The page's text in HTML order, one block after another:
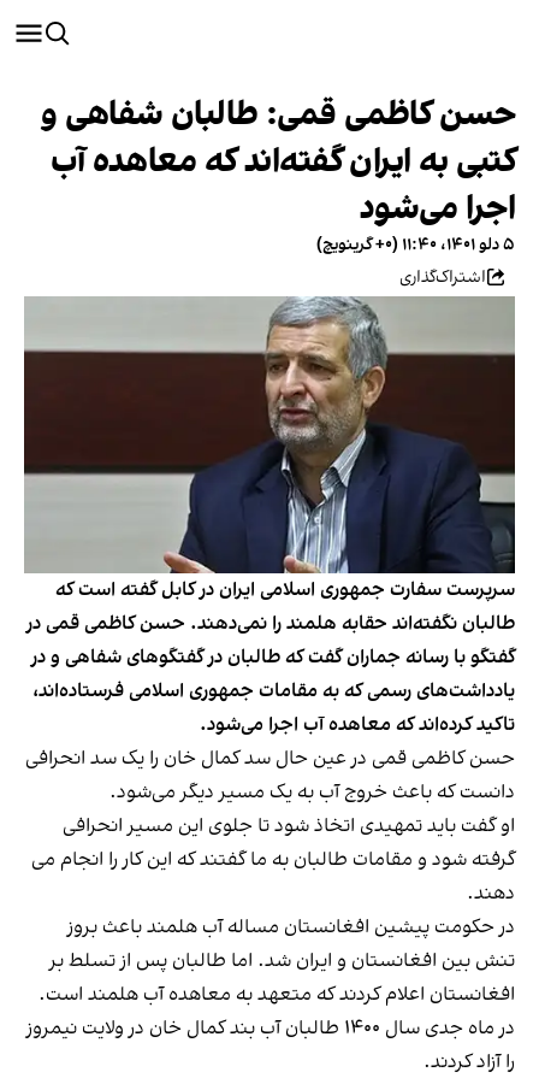
حسن کاظمی قمی: طالبان شفاهی و
کتبی به ایران گفته‌اند که معاهده آب
اجرا می‌شود
۵ دلو ۱۴۰۱، ۱۱:۴۰ (‎+۰ گرینویچ)
اشتراک‌گذاری
سرپرست سفارت جمهوری اسلامی ایران در کابل گفته است که
طالبان نگفته‌اند حقابه هلمند را نمی‌دهند. حسن کاظمی قمی در
گفتگو با رسانه جماران گفت که طالبان در گفتگوهای شفاهی و در
یادداشت‌های رسمی که به مقامات جمهوری اسلامی فرستاده‌اند،
تاکید کرده‌اند که معاهده آب اجرا می‌شود.
حسن کاظمی قمی در عین حال سد کمال خان را یک سد انحرافی
دانست که باعث خروج آب به یک مسیر دیگر می‌شود.
او گفت باید تمهیدی اتخاذ شود تا جلوی این مسیر انحرافی
گرفته شود و مقامات طالبان به ما گفتند که این کار را انجام می
دهند.
در حکومت پیشین افغانستان مساله آب هلمند باعث بروز
تنش بین افغانستان و ایران شد. اما طالبان پس از تسلط بر
افغانستان اعلام کردند که متعهد به معاهده آب هلمند است.
در ماه جدی سال ۱۴۰۰ طالبان آب بند کمال خان در ولایت نیمروز
را آزاد کردند.